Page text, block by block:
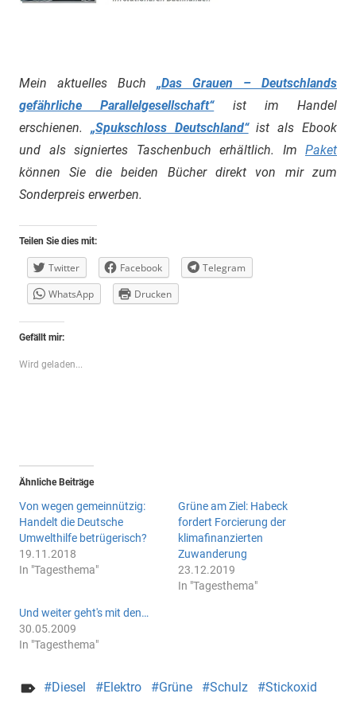
Mein aktuelles Buch „Das Grauen – Deutschlands
gefährliche Parallelgesellschaft“ist im Handel
erschienen. „Spukschloss Deutschland“ist als Ebook
und als signiertes Taschenbuch erhältlich. Im Paket
können Sie die beiden Bücher direkt von mir zum
Sonderpreis erwerben.
Teilen Sie dies mit:
Twitter Facebook
Telegram
WhatsApp
Drucken
Gefällt mir:
Wird geladen...
Ähnliche Beiträge
Von wegen gemeinnützig:
Handelt die Deutsche
Umwelthilfe betrügerisch?
19.11.2018
In "Tagesthema"
Grüne am Ziel: Habeck
fordert Forcierung der
klimafinanzierten
Zuwanderung
23.12.2019
In "Tagesthema"
Und weiter geht's mit den…
30.05.2009
In "Tagesthema"
Diesel Elektro Grüne Schulz Stickoxid